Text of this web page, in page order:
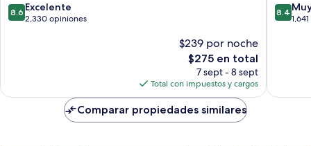
Mission
8.6
de
8.6 Excelente
2,330 opiniones
$239 por noche
El
precio
actual
es
de
$275
$275 en total
7 sept - 8 sept
Total con impuestos y cargos
Marina
Bahía
8.4
de
8.4
Comparar propiedades similares